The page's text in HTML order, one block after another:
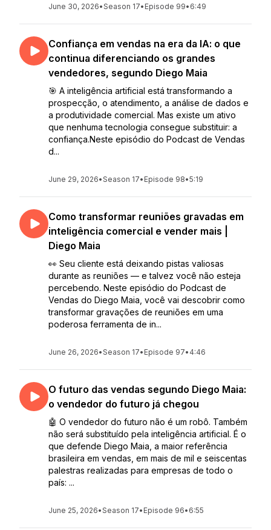
June 30, 2026•Season 17• Episode 99• 6:49
Confiança em vendas na era da IA: o que
continua diferenciando os grandes
vendedores, segundo Diego Maia
🎯 A inteligência artificial está transformando a
prospecção, o atendimento, a análise de dados e
a produtividade comercial. Mas existe um ativo
que nenhuma tecnologia consegue substituir: a
confiança.Neste episódio do Podcast de Vendas
d...
June 29, 2026•Season 17• Episode 98•5:19
Como transformar reuniões gravadas em
inteligência comercial e vender mais |
Diego Maia
👀 Seu cliente está deixando pistas valiosas
durante as reuniões — e talvez você não esteja
percebendo. Neste episódio do Podcast de
Vendas do Diego Maia, você vai descobrir como
transformar gravações de reuniões em uma
poderosa ferramenta de in...
June 26, 2026•Season 17• Episode 97• 4:46
O futuro das vendas segundo Diego Maia:
o vendedor do futuro já chegou
🤖 O vendedor do futuro não é um robô. Também
não será substituído pela inteligência artificial. É o
que defende Diego Maia, a maior referência
brasileira em vendas, em mais de mil e seiscentas
palestras realizadas para empresas de todo o
país: ...
June 25, 2026•Season 17• Episode 96• 6:55